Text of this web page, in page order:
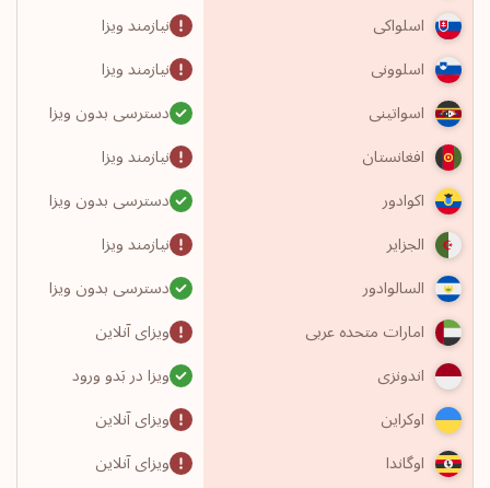
اسلواکی
نیازمند ویزا
اسلوونی
نیازمند ویزا
اسواتینی
دسترسی بدون ویزا
افغانستان
نیازمند ویزا
اکوادور
دسترسی بدون ویزا
الجزایر
نیازمند ویزا
السالوادور
دسترسی بدون ویزا
امارات متحده عربی
ویزای آنلاین
اندونزی
ویزا در بَدو ورود
اوکراین
ویزای آنلاین
اوگاندا
ویزای آنلاین